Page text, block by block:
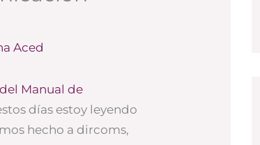
Aced
Manual de
días estoy leyendo
hecho a dircoms,